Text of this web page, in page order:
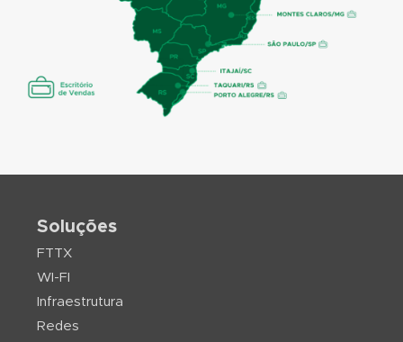
Soluções
FTTX
WI-FI
Infraestrutura
Redes